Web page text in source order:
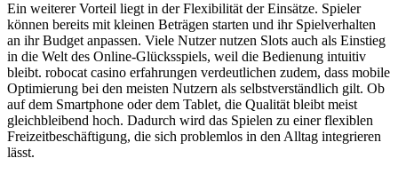
Ein weiterer Vorteil liegt in der Flexibilität der Einsätze. Spieler
können bereits mit kleinen Beträgen starten und ihr Spielverhalten
an ihr Budget anpassen. Viele Nutzer nutzen Slots auch als Einstieg
in die Welt des Online-Glücksspiels, weil die Bedienung intuitiv
bleibt. robocat casino erfahrungen verdeutlichen zudem, dass mobile
Optimierung bei den meisten Nutzern als selbstverständlich gilt. Ob
auf dem Smartphone oder dem Tablet, die Qualität bleibt meist
gleichbleibend hoch. Dadurch wird das Spielen zu einer flexiblen
Freizeitbeschäftigung, die sich problemlos in den Alltag integrieren
lässt.